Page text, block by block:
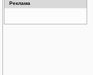
Реклама